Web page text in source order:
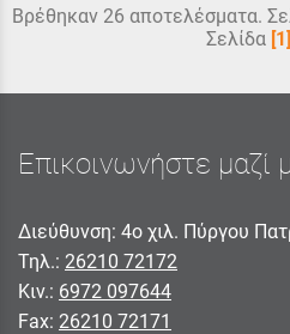
Βρέθηκαν 26 αποτελέσματα.
Σελίδα [1]
Επικοινωνήστε μαζί
Διεύθυνση: 4ο χιλ. Πύργου
Τηλ.: 26210 72172
Κιν.: 6972 097644
Fax: 26210 72171